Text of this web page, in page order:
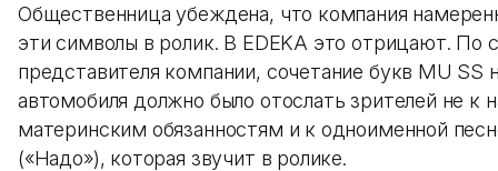
Общественница убеждена, что компания
эти символы в ролик. В EDEKA это отрицают. По
представителя компании, сочетание букв MU SS
автомобиля должно было отослать зрителей не к
материнским обязанностям и к одноименной
(«Надо»), которая звучит в ролике.